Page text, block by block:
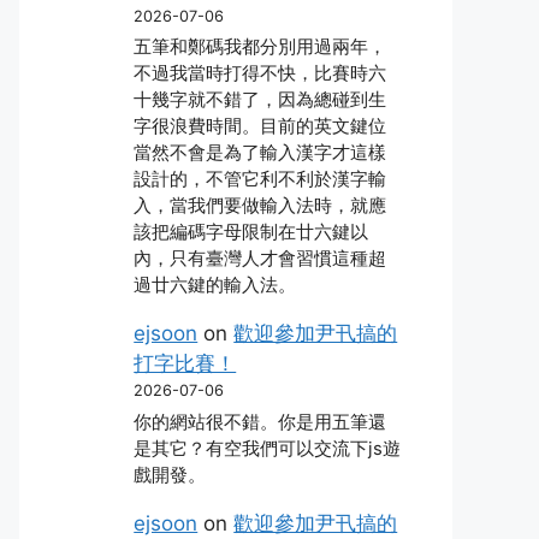
2026-07-06
五筆和鄭碼我都分別用過兩年，
不過我當時打得不快，比賽時六
十幾字就不錯了，因為總碰到生
字很浪費時間。目前的英文鍵位
當然不會是為了輸入漢字才這樣
設計的，不管它利不利於漢字輸
入，當我們要做輸入法時，就應
該把編碼字母限制在廿六鍵以
內，只有臺灣人才會習慣這種超
過廿六鍵的輸入法。
ejsoon on歡迎參加尹卂搞的
打字比賽！
2026-07-06
你的網站很不錯。你是用五筆還
是其它？有空我們可以交流下js遊
戲開發。
ejsoon on歡迎參加尹卂搞的